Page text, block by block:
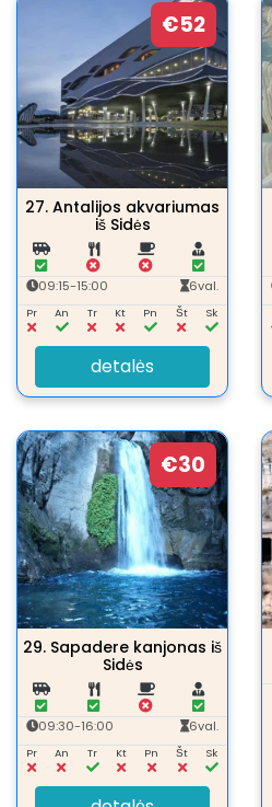
€52
27. Antalijos akvariumas
iš Sidės
09:15-15:00 6val.
Pr An Tr Kt Pn Št Sk
detalės
€30
29. Sapadere kanjonas iš
Sidės
09:30-16:00 6val.
Pr An Tr Kt Pn Št Sk